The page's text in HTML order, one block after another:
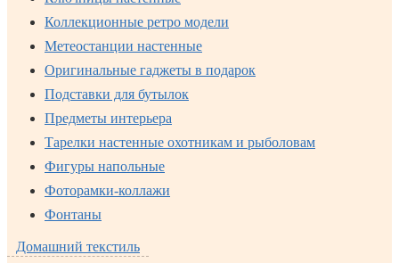
Коллекционные ретро модели
Метеостанции настенные
Оригинальные гаджеты в подарок
Подставки для бутылок
Предметы интерьера
Тарелки настенные охотникам и рыболовам
Фигуры напольные
Фоторамки-коллажи
Фонтаны
Домашний текстиль